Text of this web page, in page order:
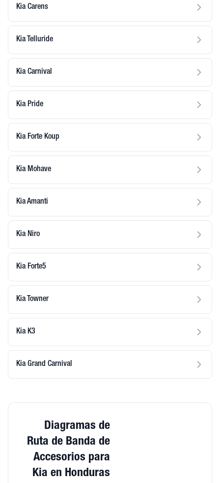
Kia Carens
Kia Telluride
Kia Carnival
Kia Pride
Kia Forte Koup
Kia Mohave
Kia Amanti
Kia Niro
Kia Forte5
Kia Towner
Kia K3
Kia Grand Carnival
Diagramas de
Ruta de Banda de
Accesorios para
Kia en Honduras